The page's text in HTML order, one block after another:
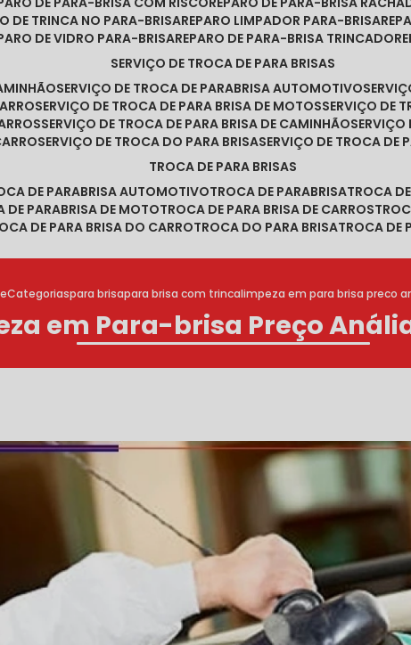
DE TRINCA NO PARA-BRISA REPARO LIMPADOR PARA-BRISA
DE VIDRO PARA-BRISA REPARO DE PARA-BRISA TRINCADO
SERVIÇO DE TROCA DE PARA BRISAS
SERVIÇO DE TROCA DE PARABRISA AUTOMOTIVO
SERVIÇO DE TROCA DE PARA BRISA DE MOTOS SERVIÇO DE
SERVIÇO DE TROCA DE PARA BRISA DE CAMINHÃO
SERVIÇO DE TROCA DO PARA BRISA SERVIÇO DE TROCA DE
TROCA DE PARA BRISAS
DE PARABRISA AUTOMOTIVO TROCA DE PARABRISA TROCA
DE PARABRISA DE MOTO TROCA DE PARA BRISA DE CARROS
DE PARA BRISA DO CARRO TROCA DO PARA BRISA TROCA DE
Categoriaspara brisapara brisa com trincalimpeza em para brisa preco
em Para-brisa Preço